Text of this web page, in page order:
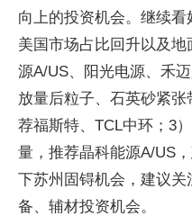
向上的投资机会。继续
美国市场占比回升以及
源A/US、阳光电源、禾
放量后粒子、石英砂紧
荐福斯特、TCL中环；3
量，推荐晶科能源A/US
下苏州固锝机会，建议
备、辅材投资机会。